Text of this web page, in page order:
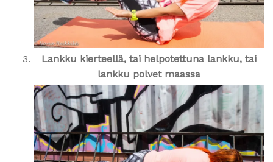
Lankku kierteellä, tai helpotettuna lankku, tai
lankku polvet maassa